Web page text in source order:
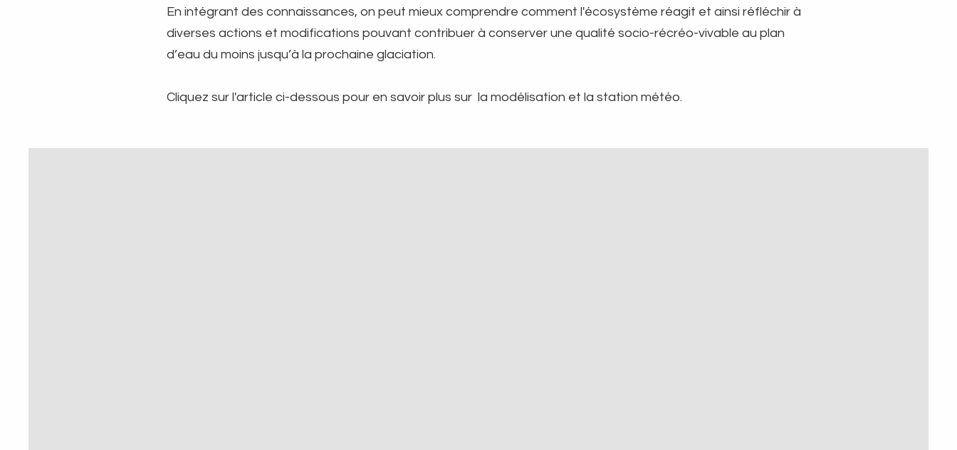
En intégrant des connaissances, on peut mieux comprendre comment l'écosystème réagit et ainsi réfléchir à
diverses actions et modifications pouvant contribuer à conserver une qualité socio-récréo-vivable au plan
d’eau du moins jusqu’à la prochaine glaciation.
Cliquez sur l'article ci-dessous pour en savoir plus sur la modélisation et la station météo.